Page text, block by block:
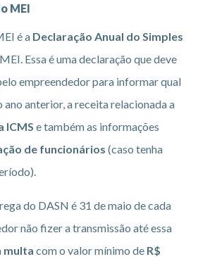
MEI
é a Declaração Anual do Simples
Essa é uma declaração que deve
empreendedor para informar qual
ano anterior, a receita relacionada a
ICMS e também as informações
de funcionários (caso tenha
do DASN é 31 de maio de cada
não fizer a transmissão até essa
multa com o valor mínimo de R$